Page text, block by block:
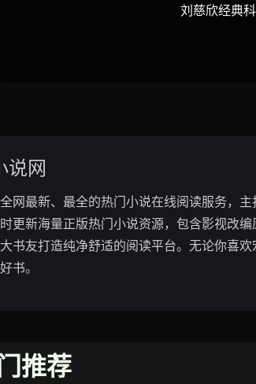
刘慈欣经典科幻小说
立
说网
网最新、最全的热门小说在线阅读服务，主
更新海量正版热门小说资源，包含影视改
书友打造纯净舒适的阅读平台。无论你喜
书。
推荐